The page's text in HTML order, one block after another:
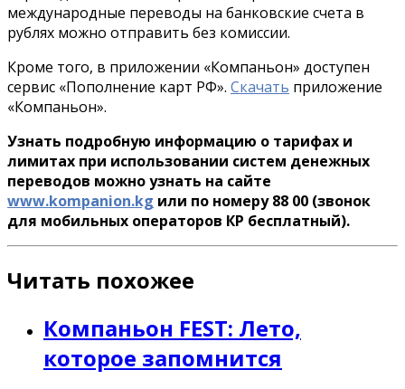
международные переводы на банковские счета в
рублях можно отправить без комиссии.
Кроме того, в приложении «Компаньон» доступен
сервис «Пополнение карт РФ». Скачать приложение
«Компаньон».
Узнать подробную информацию о тарифах и
лимитах при использовании систем денежных
переводов можно узнать на сайте
www.kompanion.kg или по номеру 88 00 (звонок
для мобильных операторов КР бесплатный).
Читать похожее
Компаньон FEST: Лето,
которое запомнится